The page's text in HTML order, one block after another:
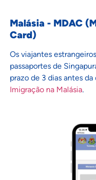
Malásia - MDAC
Card)
Os viajantes
passaportes de
prazo de 3 dias antes
Imigração na Malásia.